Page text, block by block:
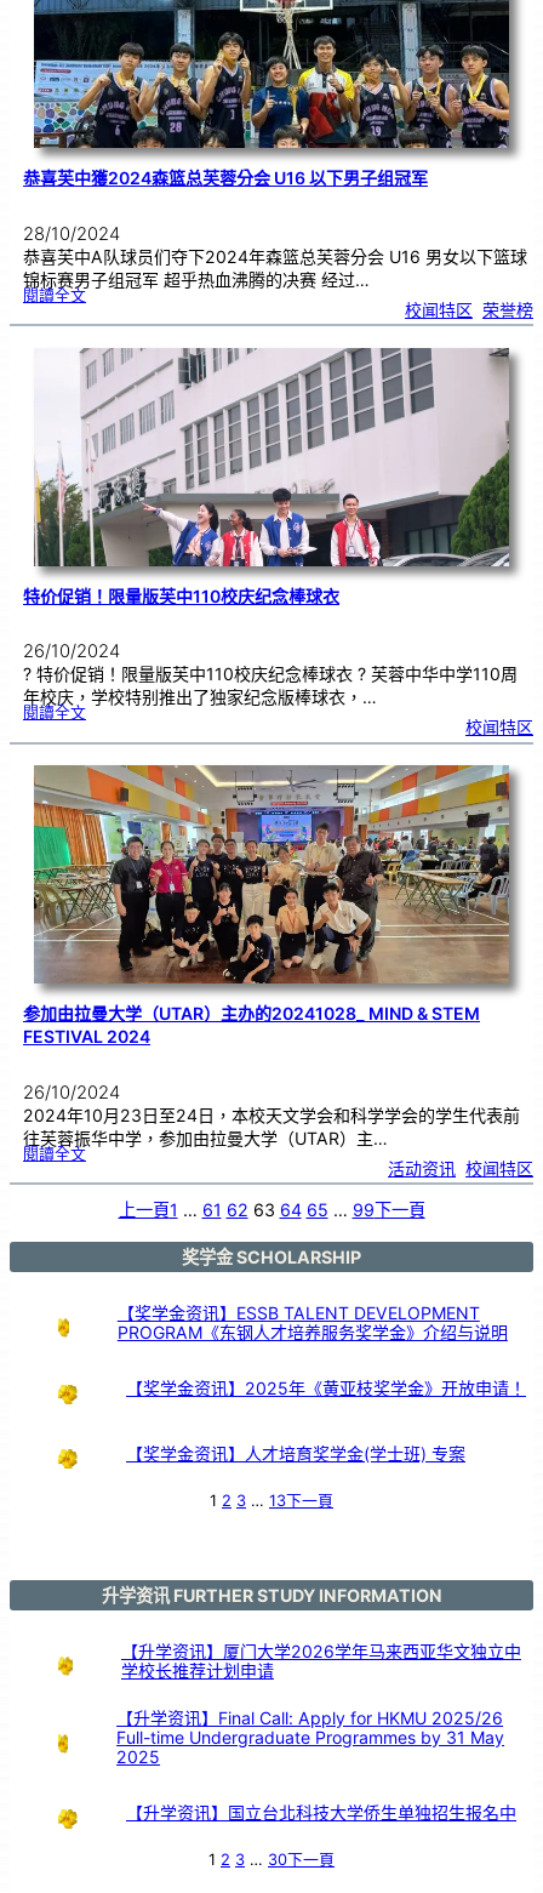
和
k
M
e
e
以
欢
庆
屠
妖
节
恭喜芙中獲2024森篮总芙蓉分会 U16 以下男子组冠军
28/10/2024
恭喜芙中A队球员们夺下2024年森篮总芙蓉分会 U16 男女以下篮球
锦标赛男子组冠军 超乎热血沸腾的决赛 经过…
閱讀全文:恭
中
2
0
2
4
篮
芙
蓉
分会
U
6 以
下男
子
组
冠
军
校闻特区 荣誉榜
特价促销！限量版芙中110校庆纪念棒球衣
26/10/2024
? 特价促销！限量版芙中110校庆纪念棒球衣 ? 芙蓉中华中学110周
年校庆，学校特别推出了独家纪念版棒球衣，…
閱讀全文:特
销
限
量
版
芙
中
1
1
0
校
庆
纪
念
棒
球
衣
校闻特区
参加由拉曼大学（UTAR）主办的20241028_ MIND & STEM
FESTIVAL 2024
26/10/2024
2024年10月23日至24日，本校天文学会和科学学会的学生代表前
往芙蓉振华中学，参加由拉曼大学（UTAR）主…
閱讀全文:参
拉
A
主
活动资讯 校闻特区
上一頁1 … 61 62 63 64 65 … 99下一頁
奖学金 SCHOLARSHIP
【奖学金资讯】ESSB TALENT DEVELOPMENT
PROGRAM《东钢人才培养服务奖学金》介绍与说明
【奖学金资讯】2025年《黄亚枝奖学金》开放申请！
【奖学金资讯】人才培育奖学金(学士班) 专案
1 2 3 … 13下一頁
升学资讯 FURTHER STUDY INFORMATION
【升学资讯】厦门大学2026学年马来西亚华文独立中
学校长推荐计划申请
【升学资讯】Final Call: Apply for HKMU 2025/26
Full-time Undergraduate Programmes by 31 May
2025
【升学资讯】国立台北科技大学侨生单独招生报名中
1 2 3 … 30下一頁